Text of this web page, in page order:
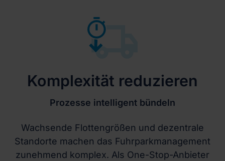
Komplexität reduzieren
Prozesse intelligent bündeln
Wachsende Flottengrößen und dezentrale
Standorte machen das Fuhrparkmanagement
zunehmend komplex. Als One-Stop-Anbieter